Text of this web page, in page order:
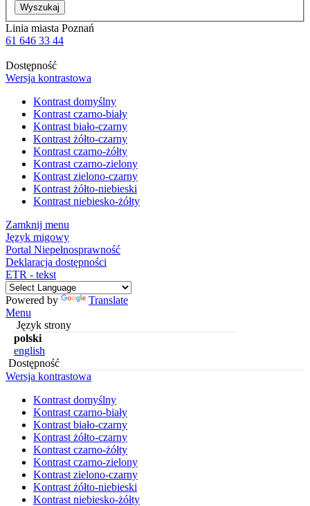
Wyszukaj
Linia miasta Poznań
61 646 33 44
Dostępność
Wersja kontrastowa
Kontrast domyślny
Kontrast czarno-biały
Kontrast biało-czarny
Kontrast żółto-czarny
Kontrast czarno-żółty
Kontrast czarno-zielony
Kontrast zielono-czarny
Kontrast żółto-niebieski
Kontrast niebiesko-żółty
Zamknij menu
Język migowy
Portal Niepełnosprawność
Deklaracja dostępności
ETR - tekst
Powered by
Translate
Menu
Język strony
polski
english
Dostępność
Wersja kontrastowa
Kontrast domyślny
Kontrast czarno-biały
Kontrast biało-czarny
Kontrast żółto-czarny
Kontrast czarno-żółty
Kontrast czarno-zielony
Kontrast zielono-czarny
Kontrast żółto-niebieski
Kontrast niebiesko-żółty